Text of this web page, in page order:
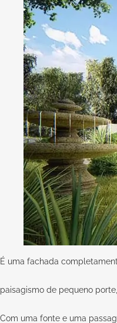
É uma fachada
paisagismo de pequeno
Com uma fonte e uma